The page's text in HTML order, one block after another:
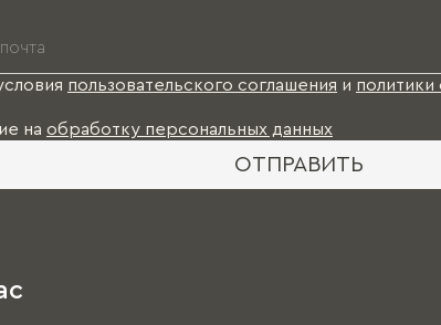
пользовательского соглашения и
на обработку персональных данных
ОТПРАВИТЬ